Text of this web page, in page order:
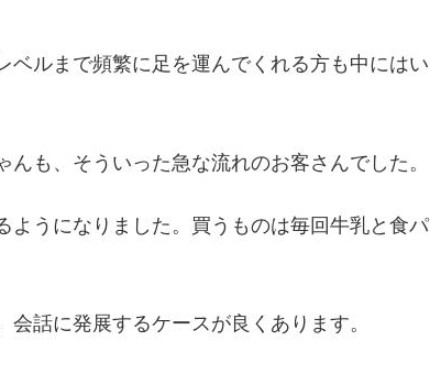
ルまで頻繁に足を運んでくれる方も中にはい
も、そういった急な流れのお客さんでした。
うになりました。買うものは毎回牛乳と食パ
話に発展するケースが良くあります。